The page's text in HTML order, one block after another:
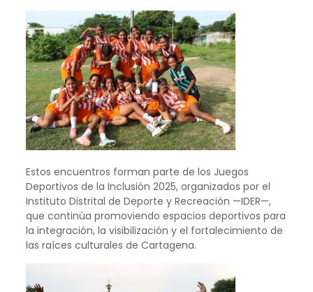
Estos encuentros forman parte de los Juegos
Deportivos de la Inclusión 2025, organizados por el
Instituto Distrital de Deporte y Recreación —IDER—,
que continúa promoviendo espacios deportivos para
la integración, la visibilización y el fortalecimiento de
las raíces culturales de Cartagena.